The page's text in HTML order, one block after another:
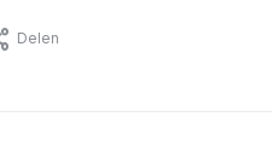
Delen